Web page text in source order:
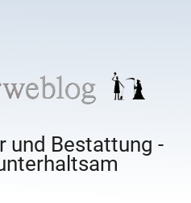
und Bestattung -